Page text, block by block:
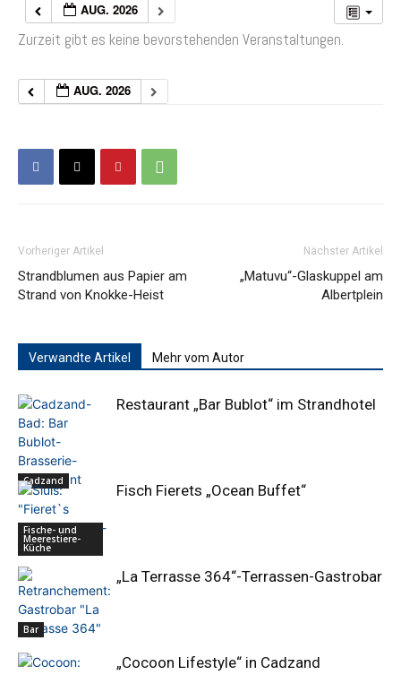
AUG. 2026
Zurzeit gibt es keine bevorstehenden Veranstaltungen.
AUG. 2026
Vorheriger Artikel
Strandblumen aus Papier am
Strand von Knokke-Heist
Nächster Artikel
„Matuvu“-Glaskuppel am
Albertplein
Verwandte Artikel Mehr vom Autor
Cadzand
Restaurant „Bar Bublot“ im Strandhotel
Fische- und
Meerestiere-
Küche
Fisch Fierets „Ocean Buffet“
Bar
„La Terrasse 364“-Terrassen-Gastrobar
„Cocoon Lifestyle“ in Cadzand